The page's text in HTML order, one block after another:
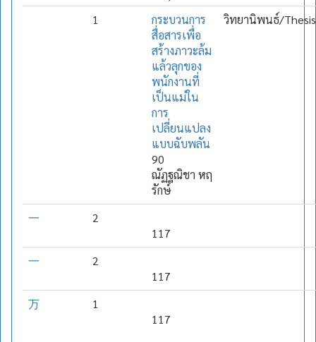
1
กระบวนการ
สื่อสารเพื่อ
สร้างภาวะล้ม
แล้วลุกของ
พนักงานที่
เป็นแม่ใน
การ
เปลี่ยนแปลง
แบบฉับพลัน
90
ณัฏฐณิชา หฤ
รักษ์
วิทยานิพนธ์/Thesis
一
2
117
一
2
117
万
1
117